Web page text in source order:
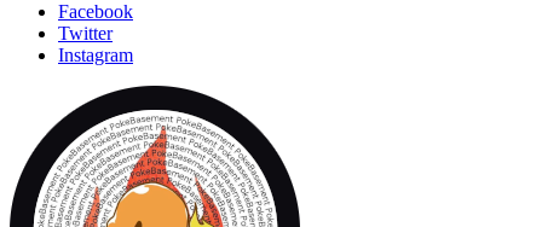
Facebook
Twitter
Instagram